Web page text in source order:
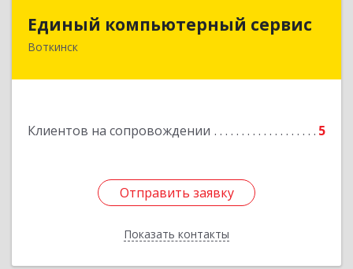
Единый компьютерный сервис
Воткинск
Клиентов на сопровождении 5
Отправить заявку
Показать контакты
Единый компьютерный сервис
Отправить заявку
Назад